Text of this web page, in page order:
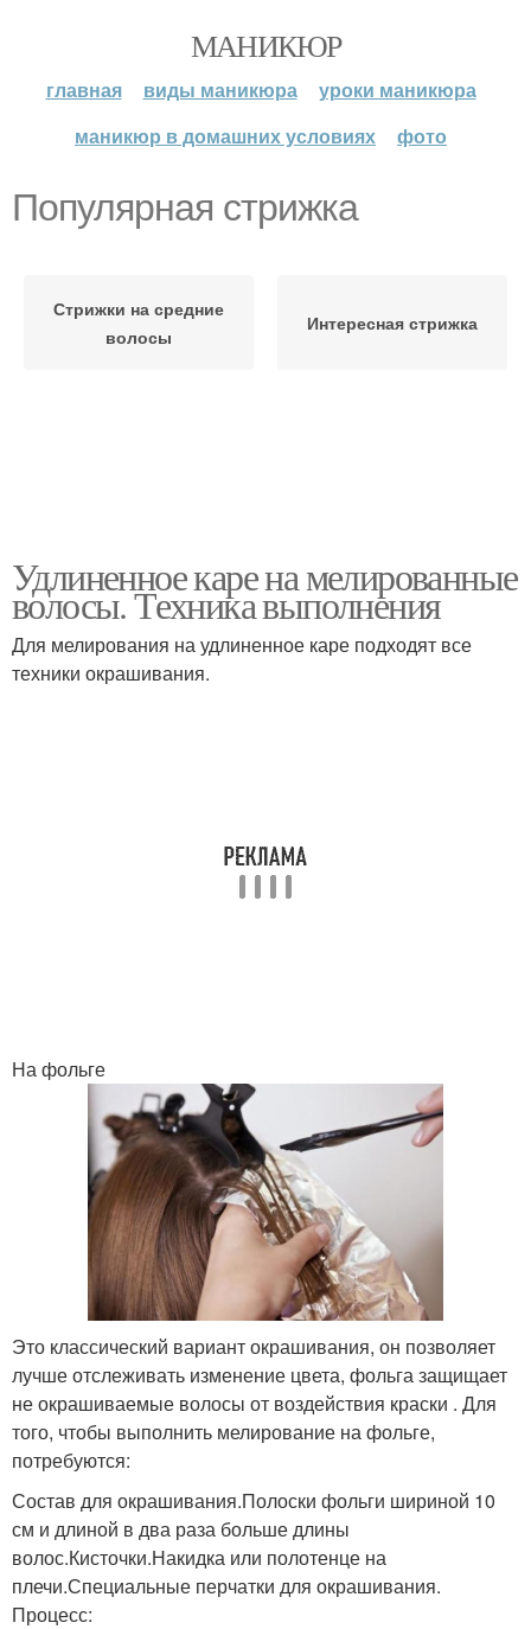
МАНИКЮР
главная виды маникюра
уроки маникюра
маникюр в домашних условиях
фото
Популярная стрижка
Стрижки на средние
волосы
Интересная стрижка
Удлиненное каре на мелированные
волосы. Техника выполнения
Для мелирования на удлиненное каре подходят все
техники окрашивания.
На фольге
Это классический вариант окрашивания, он позволяет
лучше отслеживать изменение цвета, фольга защищает
не окрашиваемые волосы от воздействия краски . Для
того, чтобы выполнить мелирование на фольге,
потребуются:
Состав для окрашивания.Полоски фольги шириной 10
см и длиной в два раза больше длины
волос.Кисточки.Накидка или полотенце на
плечи.Специальные перчатки для окрашивания.
Процесс: